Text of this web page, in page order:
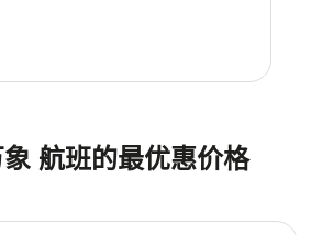
航班的最优惠价格